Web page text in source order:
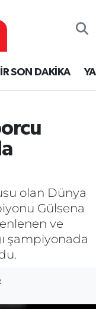
SON DAKİKA
olan Dünya
Gülsena
ve
şampiyonada